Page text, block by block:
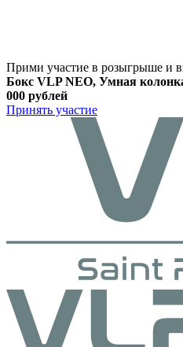
Прими участие в розыгрыше и
Бокс VLP NEO, Умная
000 рублей
Принять участие